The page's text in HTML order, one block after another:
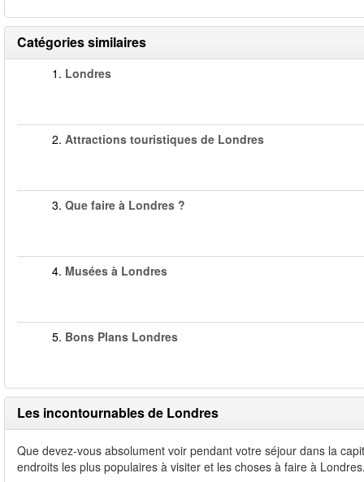
Catégories similaires
1. Londres
2. Attractions touristiques de Londres
3. Que faire à Londres ?
4. Musées à Londres
5. Bons Plans Londres
Les incontournables de Londres
Que devez-vous absolument voir pendant votre séjour dans la
endroits les plus populaires à visiter et les choses à faire à